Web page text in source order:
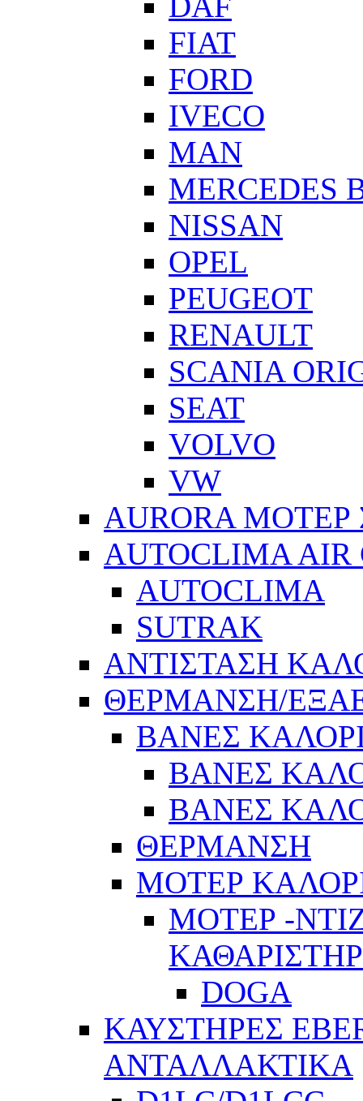
FIAT
FORD
IVECO
MAN
MERCEDES
NISSAN
OPEL
PEUGEOT
RENAULT
SCANIA
SEAT
VOLVO
VW
AURORA
AUTOCLIMA AIR
AUTOCLIMA
SUTRAK
ΑΝΤΙΣΤΑΣΗ
ΘΕΡΜΑΝΣΗ/
ΒΑΝΕΣ
ΒΑΝΕΣ
ΒΑΝΕΣ
ΘΕΡΜΑΝΣΗ
ΜΟΤΕΡ
ΜΟΤΕΡ -
DOGA
ΚΑΥΣΤΗΡΕΣ
ΑΝΤΑΛΛΑΚΤΙΚΑ